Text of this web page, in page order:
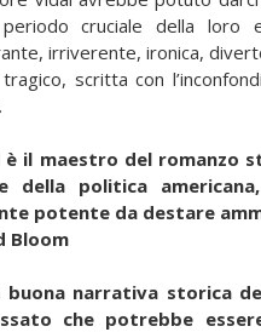
cruciale della loro
irriverente, ironica,
scritta con
è il maestro del romanzo
della politica
potente da destare
Bloom
buona narrativa storica
che potrebbe